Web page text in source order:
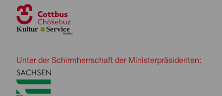
Unter der Schirmherrschaft der Ministerpräsidenten: